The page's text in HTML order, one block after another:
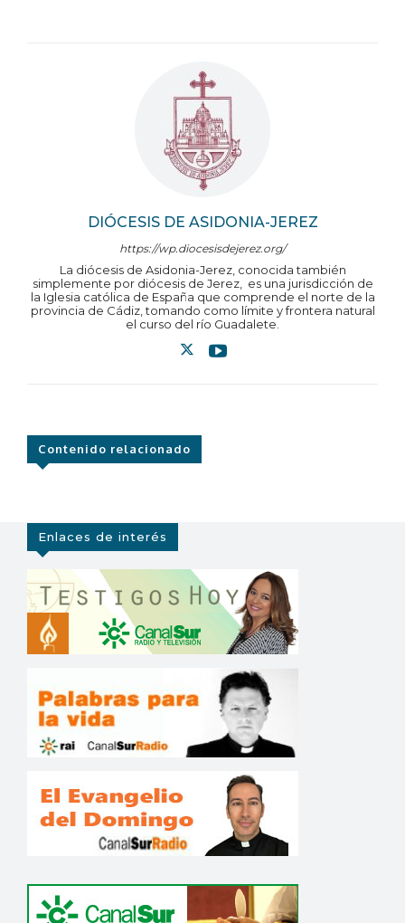
DIÓCESIS DE ASIDONIA-JEREZ
https://wp.diocesisdejerez.org/
La diócesis de Asidonia-Jerez, conocida también
simplemente por diócesis de Jerez, ​ es una jurisdicción de
la Iglesia católica de España que comprende el norte de la
provincia de Cádiz, tomando como límite y frontera natural
el curso del río Guadalete.
Contenido relacionado
Enlaces de interés